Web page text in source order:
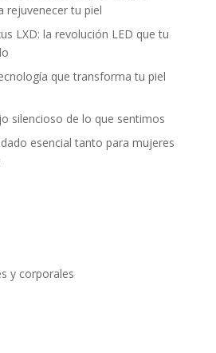
rejuvenecer tu piel
LXD: la revolución LED que tu
que transforma tu piel
silencioso de lo que sentimos
esencial tanto para mujeres
y corporales